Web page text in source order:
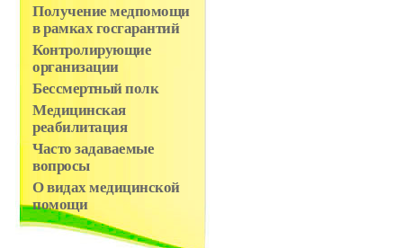
Получение медпомощи
в рамках госгарантий
Контролирующие
организации
Бессмертный полк
Медицинская
реабилитация
Часто задаваемые
вопросы
О видах медицинской
помощи